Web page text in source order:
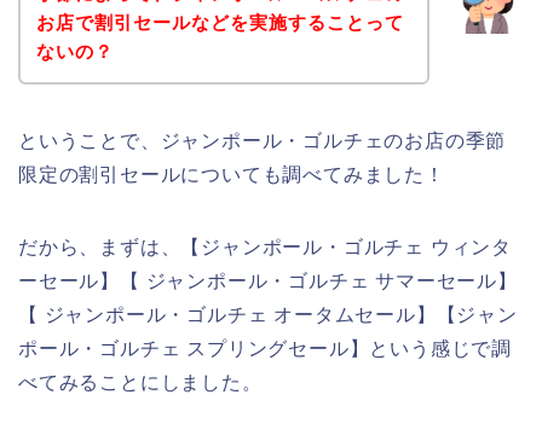
お店で割引セールなどを実施することって
ないの？
ということで、ジャンポール・ゴルチェのお店の季節
限定の割引セールについても調べてみました！
だから、まずは、【ジャンポール・ゴルチェ ウィンタ
ーセール】【 ジャンポール・ゴルチェ サマーセール】
【 ジャンポール・ゴルチェ オータムセール】【ジャン
ポール・ゴルチェ スプリングセール】という感じで調
べてみることにしました。